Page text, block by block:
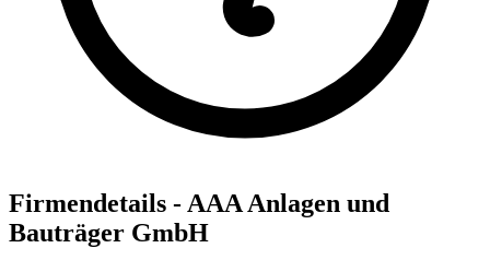
Firmendetails - AAA Anlagen und
Bauträger GmbH